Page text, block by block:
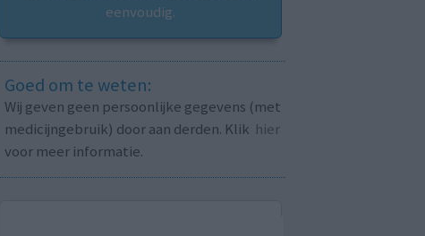
eenvoudig.
Goed om te weten:
Wij geven geen persoonlijke gegevens (met
medicijngebruik) door aan derden. Klik hier
voor meer informatie.